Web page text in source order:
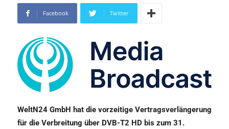
Facebook Twitter
WeltN24 GmbH hat die vorzeitige Vertragsverlängerung
für die Verbreitung über DVB-T2 HD bis zum 31.